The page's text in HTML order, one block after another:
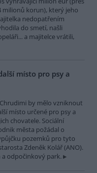
milionů korun), který jeho
nedopatřením
do smetí, našli
a majitelce vrátili,
místo pro psy a
by mělo vzniknout
místo určené pro psy a
chovatele. Sociální
města požádal o
pozemků pro tyto
Zdeněk Kolář (ANO).
odpočinkový park.